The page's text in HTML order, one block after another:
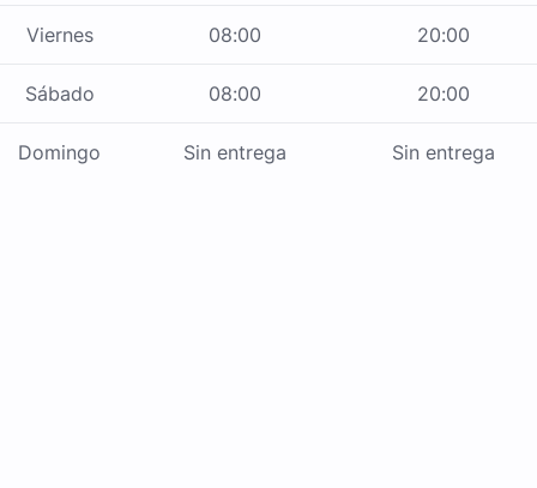
Viernes 08:00 20:00
Sábado 08:00 20:00
Domingo Sin entrega Sin entrega